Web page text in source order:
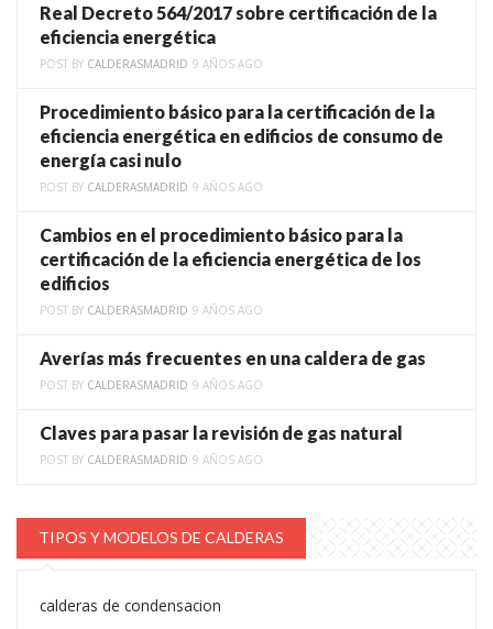
Real Decreto 564/2017 sobre certificación de la
eficiencia energética
POST BY CALDERASMADRID 9 AÑOS AGO
Procedimiento básico para la certificación de la
eficiencia energética en edificios de consumo de
energía casi nulo
POST BY CALDERASMADRID 9 AÑOS AGO
Cambios en el procedimiento básico para la
certificación de la eficiencia energética de los
edificios
POST BY CALDERASMADRID 9 AÑOS AGO
Averías más frecuentes en una caldera de gas
POST BY CALDERASMADRID 9 AÑOS AGO
Claves para pasar la revisión de gas natural
POST BY CALDERASMADRID 9 AÑOS AGO
TIPOS Y MODELOS DE CALDERAS
calderas de condensacion